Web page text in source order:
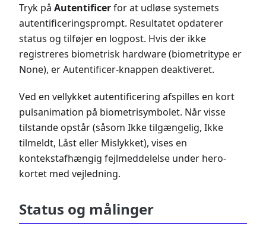
Tryk på Autentificerfor at udløse systemets
autentificeringsprompt. Resultatet opdaterer
status og tilføjer en logpost. Hvis der ikke
registreres biometrisk hardware (biometritype er
None), er Autentificer-knappen deaktiveret.
Ved en vellykket autentificering afspilles en kort
pulsanimation på biometrisymbolet. Når visse
tilstande opstår (såsom Ikke tilgængelig, Ikke
tilmeldt, Låst eller Mislykket), vises en
kontekstafhængig fejlmeddelelse under hero-
kortet med vejledning.
Status og målinger